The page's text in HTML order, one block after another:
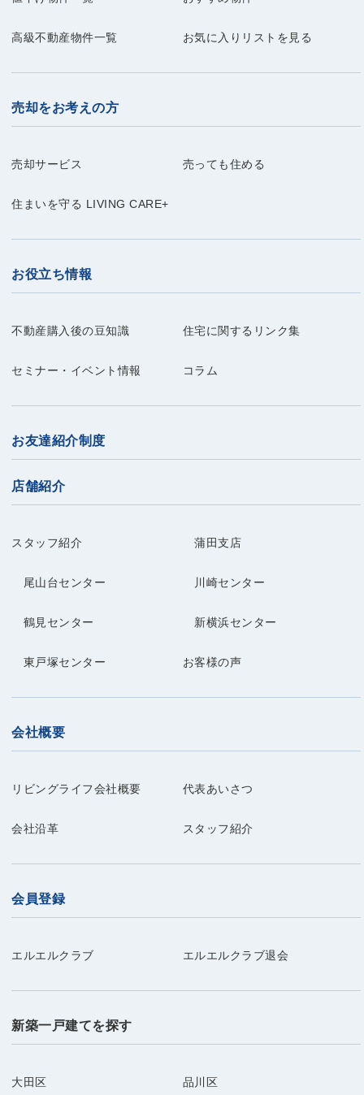
高級不動産物件一覧 お気に入りリストを見る
売却をお考えの方
売却サービス 売っても住める
住まいを守る LIVING CARE+
お役立ち情報
不動産購入後の豆知識 住宅に関するリンク集
セミナー・イベント情報 コラム
お友達紹介制度
店舗紹介
スタッフ紹介 蒲田支店
尾山台センター 川崎センター
鶴見センター 新横浜センター
東戸塚センター お客様の声
会社概要
リビングライフ会社概要 代表あいさつ
会社沿革 スタッフ紹介
会員登録
エルエルクラブ エルエルクラブ退会
新築一戸建てを探す
大田区 品川区